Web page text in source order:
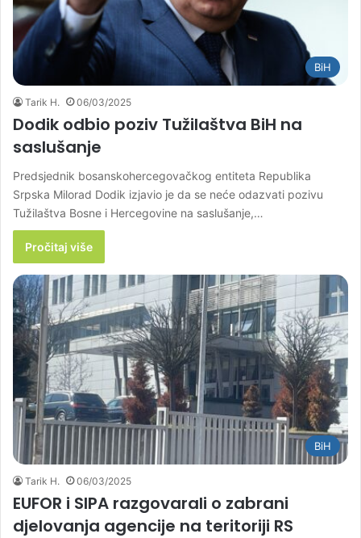
BiH
Tarik H. 06/03/2025
Dodik odbio poziv Tužilaštva BiH na
saslušanje
Predsjednik bosanskohercegovačkog entiteta Republika
Srpska Milorad Dodik izjavio je da se neće odazvati pozivu
Tužilaštva Bosne i Hercegovine na saslušanje,…
Pročitaj više
BiH
Tarik H. 06/03/2025
EUFOR i SIPA razgovarali o zabrani
djelovanja agencije na teritoriji RS